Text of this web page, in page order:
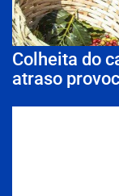
Colheita do
atraso